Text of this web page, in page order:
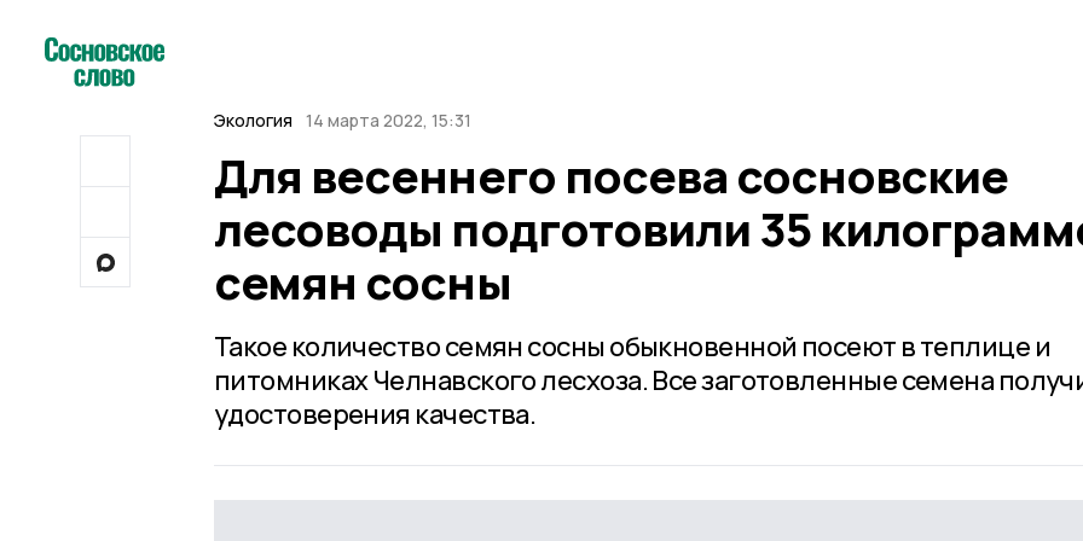
Экология 14 марта 2022, 15:31
Для весеннего посева сосновские
лесоводы подготовили 35
семян сосны
Такое количество семян сосны обыкновенной посеют в теплице и
питомниках Челнавского лесхоза. Все заготовленные семена
удостоверения качества.